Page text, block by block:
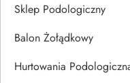
Sklep Podologiczny
Balon Żołądkowy
Hurtowania